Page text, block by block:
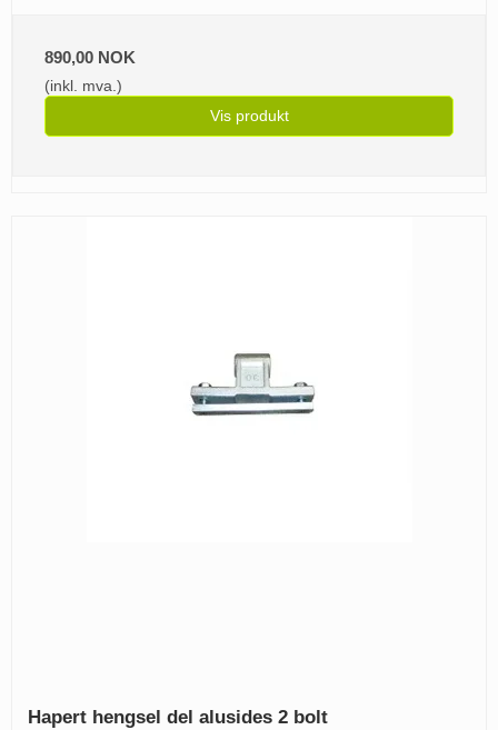
890,00 NOK
(inkl. mva.)
Vis produkt
Hapert hengsel del alusides 2 bolt